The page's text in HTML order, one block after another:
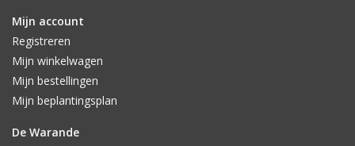
Mijn account
Registreren
Mijn winkelwagen
Mijn bestellingen
Mijn beplantingsplan
De Warande